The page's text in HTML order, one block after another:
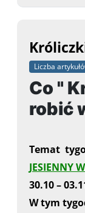
Liczba
Co "
robić
Temat
JESIENNY
30.10 –
W tym